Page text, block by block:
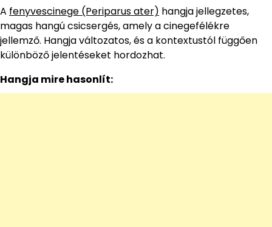
A fenyvescinege (Periparus ater) hangja jellegzetes,
magas hangú csicsergés, amely a cinegefélékre
jellemző. Hangja változatos, és a kontextustól függően
különböző jelentéseket hordozhat.
Hangja mire hasonlít: